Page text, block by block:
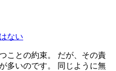
ない
ことの約束。 だが、その責
多いのです。 同じように無